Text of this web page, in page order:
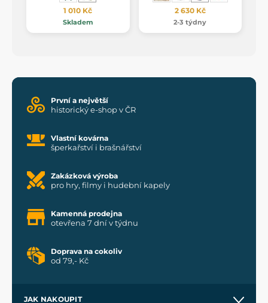
1 010 Kč
Skladem
2 630 Kč
2-3 týdny
První a největší
historický e-shop v ČR
Vlastní kovárna
šperkařství i brašnářství
Zakázková výroba
pro hry, filmy i hudební kapely
Kamenná prodejna
otevřena 7 dní v týdnu
Doprava na cokoliv
od 79,- Kč
JAK NAKOUPIT